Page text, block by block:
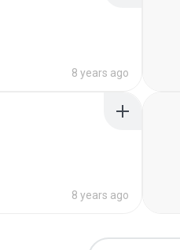
8 years ago
8 years ago